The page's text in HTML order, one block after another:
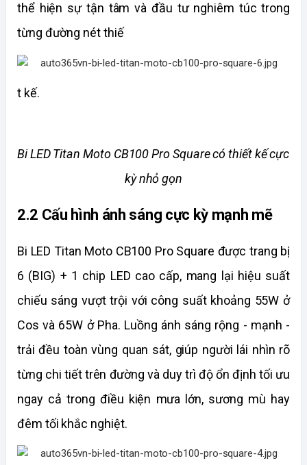
thể hiện sự tận tâm và đầu tư nghiêm túc trong
từng đường nét thiế
t kế.
Bi LED Titan Moto CB100 Pro Square có thiết kế cực
kỳ nhỏ gọn
2.2 Cấu hình ánh sáng cực kỳ mạnh mẽ
Bi LED Titan Moto CB100 Pro Square được trang bị
6 (BIG) + 1 chip LED cao cấp, mang lại hiệu suất
chiếu sáng vượt trội với công suất khoảng 55W ở
Cos và 65W ở Pha. Luồng ánh sáng rộng - mạnh -
trải đều toàn vùng quan sát, giúp người lái nhìn rõ
từng chi tiết trên đường và duy trì độ ổn định tối ưu
ngay cả trong điều kiện mưa lớn, sương mù hay
đêm tối khắc nghiệt.